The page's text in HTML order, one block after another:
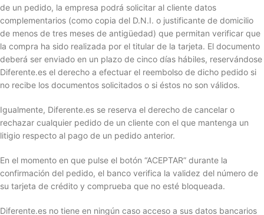
de un pedido, la empresa podrá solicitar al cliente datos
complementarios (como copia del D.N.I. o justificante de domicilio
de menos de tres meses de antigüedad) que permitan verificar que
la compra ha sido realizada por el titular de la tarjeta. El documento
deberá ser enviado en un plazo de cinco días hábiles, reservándose
Diferente.es el derecho a efectuar el reembolso de dicho pedido si
no recibe los documentos solicitados o si éstos no son válidos.
Igualmente, Diferente.es se reserva el derecho de cancelar o
rechazar cualquier pedido de un cliente con el que mantenga un
litigio respecto al pago de un pedido anterior.
En el momento en que pulse el botón “ACEPTAR” durante la
confirmación del pedido, el banco verifica la validez del número de
su tarjeta de crédito y comprueba que no esté bloqueada.
Diferente.es no tiene en ningún caso acceso a sus datos bancarios